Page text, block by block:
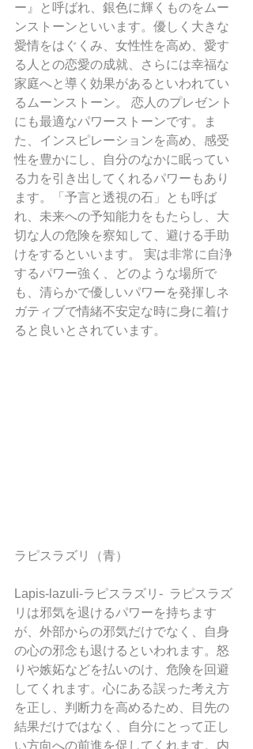
ー』と呼ばれ、銀色に輝くものをムー
ンストーンといいます。優しく大きな
愛情をはぐくみ、女性性を高め、愛す
る人との恋愛の成就、さらには幸福な
家庭へと導く効果があるといわれてい
るムーンストーン。 恋人のプレゼント
にも最適なパワーストーンです。ま
た、インスピレーションを高め、感受
性を豊かにし、自分のなかに眠ってい
る力を引き出してくれるパワーもあり
ます。「予言と透視の石」とも呼ば
れ、未来への予知能力をもたらし、大
切な人の危険を察知して、避ける手助
けをするといいます。 実は非常に自浄
するパワー強く、どのような場所で
も、清らかで優しいパワーを発揮しネ
ガティブで情緒不安定な時に身に着け
ると良いとされています。
ラピスラズリ（青）
Lapis-lazuli-ラピスラズリ-  ラピスラズ
リは邪気を退けるパワーを持ちます
が、外部からの邪気だけでなく、自身
の心の邪念も退けるといわれます。怒
りや嫉妬などを払いのけ、危険を回避
してくれます。心にある誤った考え方
を正し、判断力を高めるため、目先の
結果だけではなく、自分にとって正し
い方向への前進を促してくれます。内